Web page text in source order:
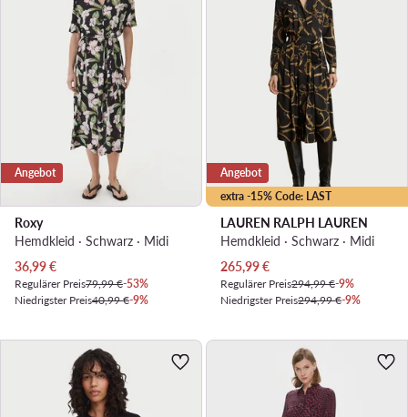
Angebot
Roxy
Hemdkleid · Schwarz · Midi
Aktueller Preis
36,99€
Regulärer Preis79,99 €-53%
Niedrigster Preis40,99 €-9%
extra -15% Code: LAST
Angebot
LAUREN RALPH LAUREN
Hemdkleid · Schwarz · Midi
Aktueller Preis
265,99€
Regulärer Preis294,99 €-9%
Niedrigster Preis294,99 €-9%